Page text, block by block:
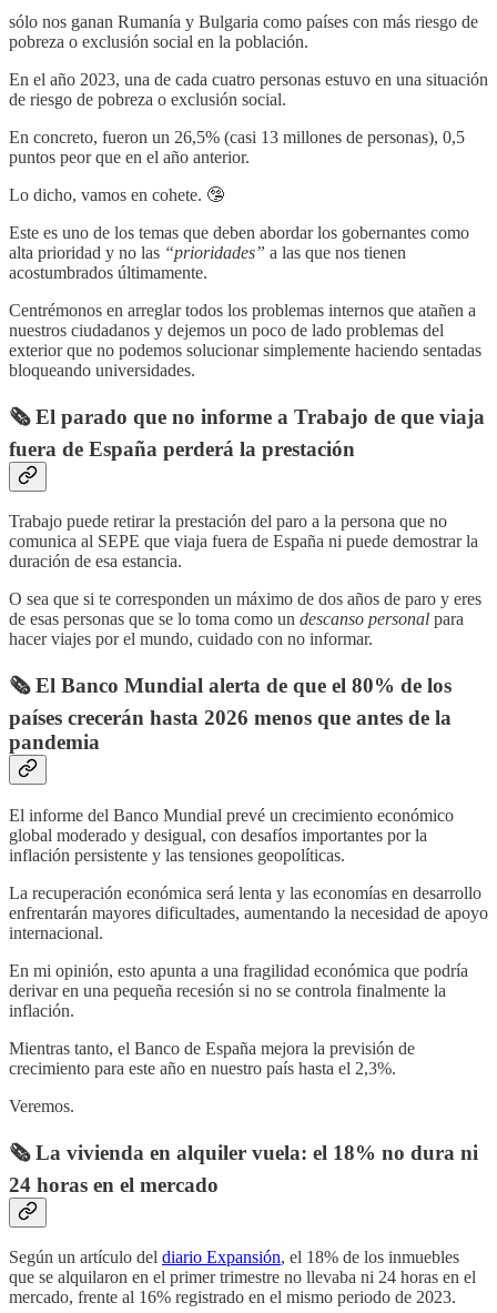
sólo nos ganan Rumanía y Bulgaria como países con más riesgo de
pobreza o exclusión social en la población.
En el año 2023, una de cada cuatro personas estuvo en una situación
de riesgo de pobreza o exclusión social.
En concreto, fueron un 26,5% (casi 13 millones de personas), 0,5
puntos peor que en el año anterior.
Lo dicho, vamos en cohete. 🤥
Este es uno de los temas que deben abordar los gobernantes como
alta prioridad y no las “prioridades” a las que nos tienen
acostumbrados últimamente.
Centrémonos en arreglar todos los problemas internos que atañen a
nuestros ciudadanos y dejemos un poco de lado problemas del
exterior que no podemos solucionar simplemente haciendo sentadas
bloqueando universidades.
🗞️ El parado que no informe a Trabajo de que viaja
fuera de España perderá la prestación
Trabajo puede retirar la prestación del paro a la persona que no
comunica al SEPE que viaja fuera de España ni puede demostrar la
duración de esa estancia.
O sea que si te corresponden un máximo de dos años de paro y eres
de esas personas que se lo toma como un descanso personal para
hacer viajes por el mundo, cuidado con no informar.
🗞️ El Banco Mundial alerta de que el 80% de los
países crecerán hasta 2026 menos que antes de la
pandemia
El informe del Banco Mundial prevé un crecimiento económico
global moderado y desigual, con desafíos importantes por la
inflación persistente y las tensiones geopolíticas.
La recuperación económica será lenta y las economías en desarrollo
enfrentarán mayores dificultades, aumentando la necesidad de apoyo
internacional.
En mi opinión, esto apunta a una fragilidad económica que podría
derivar en una pequeña recesión si no se controla finalmente la
inflación.
Mientras tanto, el Banco de España mejora la previsión de
crecimiento para este año en nuestro país hasta el 2,3%.
Veremos.
🗞️ La vivienda en alquiler vuela: el 18% no dura ni
24 horas en el mercado
Según un artículo del diario Expansión, el 18% de los inmuebles
que se alquilaron en el primer trimestre no llevaba ni 24 horas en el
mercado, frente al 16% registrado en el mismo periodo de 2023.